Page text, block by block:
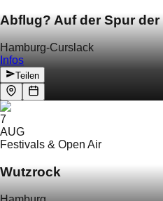
Abflug? Auf der Spur
Hamburg-Curslack
Infos
Teilen
7
AUG
Festivals & Open Air
Wutzrock